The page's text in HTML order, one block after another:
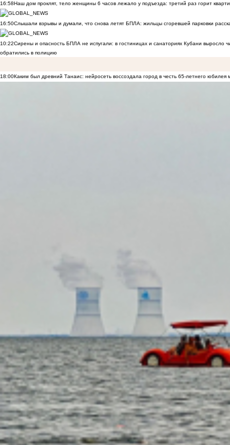
16:58Наш дом проклят, тело женщины 6 часов лежало у подъезда: третий раз горит
16:50Слышали взрывы и думали, что снова летят БПЛА: жильцы сгоревшей парковки
10:22Сирены и опасность БПЛА не испугали: в гостиницах и санаториях Кубани выросло
обратились в полицию
18:00Каким был древний Танаис: нейросеть воссоздала город в честь 65-летнего юбилея